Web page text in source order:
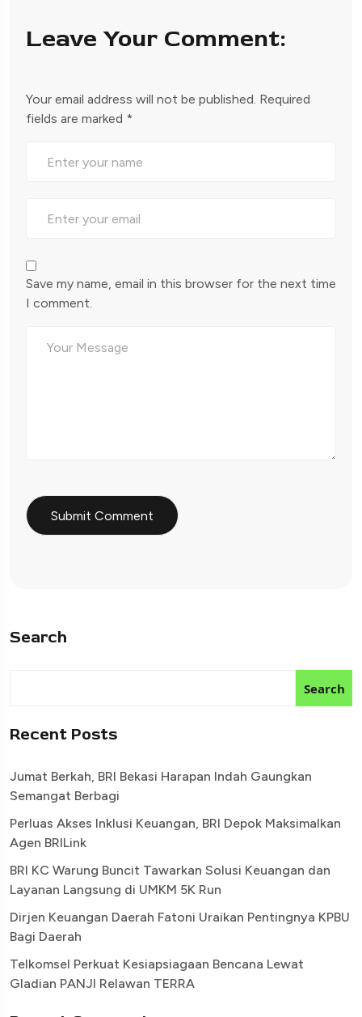
Leave Your Comment:
Your email address will not be published. Required
fields are marked *
Save my name, email in this browser for the next time
I comment.
Search
Search
Recent Posts
Jumat Berkah, BRI Bekasi Harapan Indah Gaungkan
Semangat Berbagi
Perluas Akses Inklusi Keuangan, BRI Depok Maksimalkan
Agen BRILink
BRI KC Warung Buncit Tawarkan Solusi Keuangan dan
Layanan Langsung di UMKM 5K Run
Dirjen Keuangan Daerah Fatoni Uraikan Pentingnya KPBU
Bagi Daerah
Telkomsel Perkuat Kesiapsiagaan Bencana Lewat
Gladian PANJI Relawan TERRA